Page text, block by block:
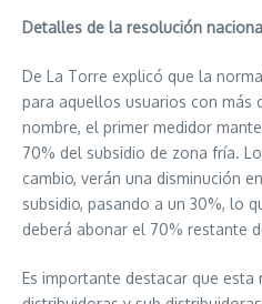
Detalles de la resolución
De La Torre explicó que la
para aquellos usuarios con más
nombre, el primer medidor
70% del subsidio de zona fría.
cambio, verán una disminución
subsidio, pasando a un 30%, lo
deberá abonar el 70% restante
Es importante destacar que